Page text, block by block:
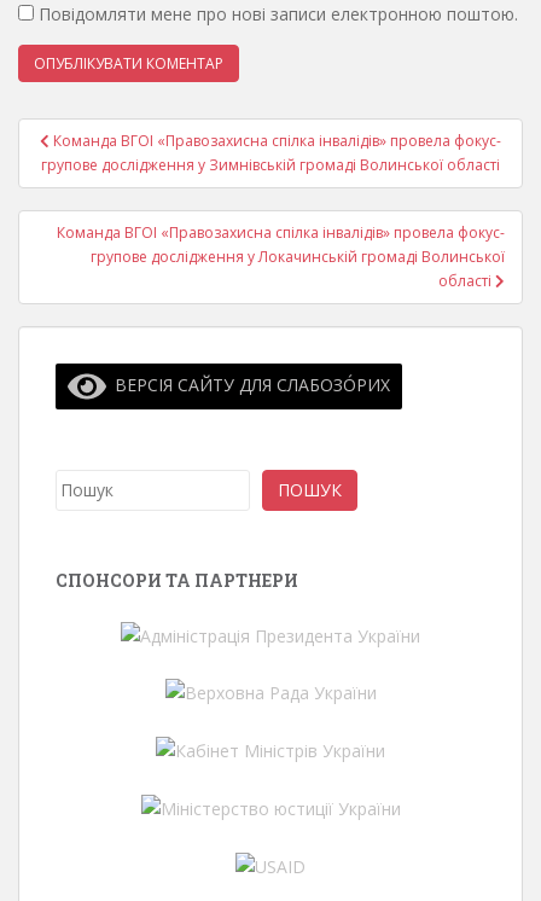
Повідомляти мене про нові записи електронною поштою.
Навігація
записів
Команда ВГОI «Правозахисна спілка інвалідів» провела фокус-
групове дослідження у Зимнівській громаді Волинської області
Команда ВГОI «Правозахисна спілка інвалідів» провела фокус-
групове дослідження у Локачинській громаді Волинської
області
ВЕРСІЯ САЙТУ ДЛЯ СЛАБОЗО́РИХ
Пошук ПОШУК
СПОНСОРИ ТА ПАРТНЕРИ